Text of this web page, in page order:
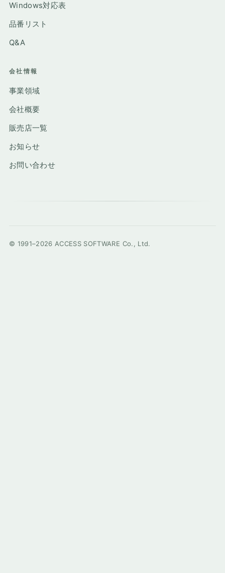
Windows対応表
品番リスト
Q&A
会社情報
事業領域
会社概要
販売店一覧
お知らせ
お問い合わせ
© 1991–2026 ACCESS SOFTWARE Co., Ltd.